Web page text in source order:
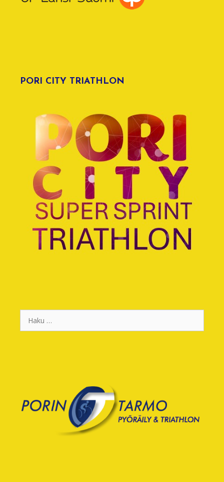
PORI CITY TRIATHLON
Haku: